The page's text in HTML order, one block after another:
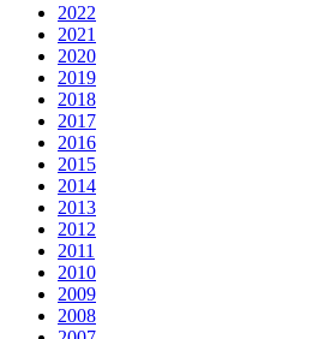
2022
2021
2020
2019
2018
2017
2016
2015
2014
2013
2012
2011
2010
2009
2008